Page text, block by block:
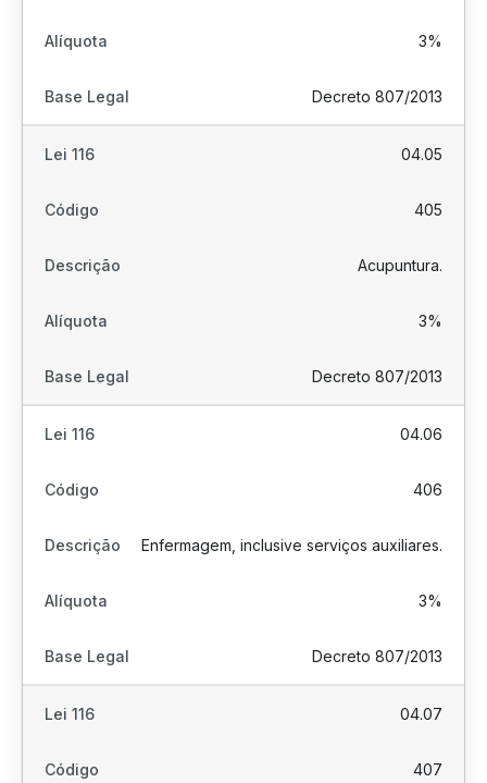
3%
Decreto 807/2013
04.05
405
Acupuntura.
3%
Decreto 807/2013
04.06
406
Enfermagem, inclusive serviços auxiliares.
3%
Decreto 807/2013
04.07
407